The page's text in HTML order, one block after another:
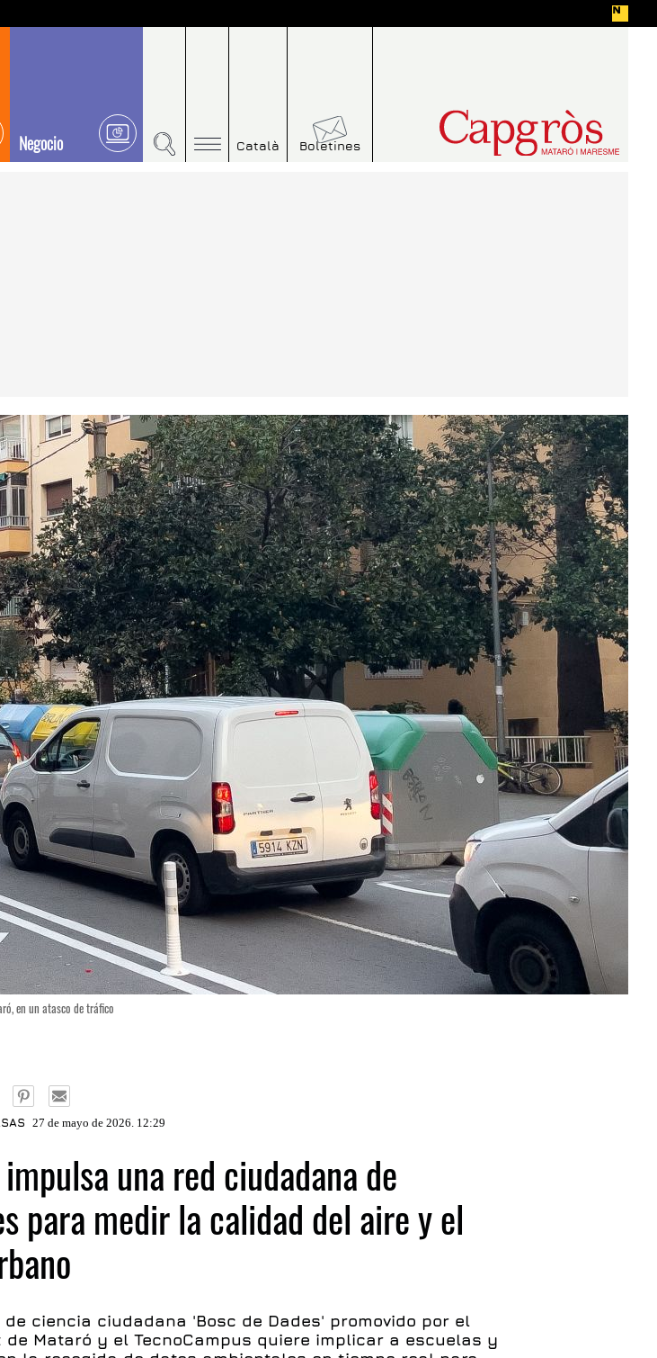
Negocio Català Boletines
en un atasco de tráfico
27 de mayo de 2026. 12:29
una red ciudadana de
para medir la calidad del aire y el
ciencia ciudadana 'Bosc de Dades' promovido por el
de Mataró y el TecnoCampus quiere implicar a escuelas y